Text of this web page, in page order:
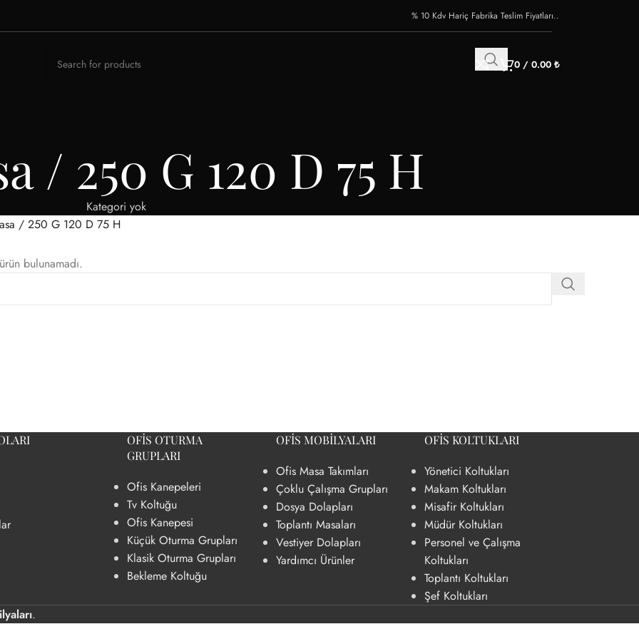
% 10 Kdv Hariç Fabrika Teslim Fiyatları..
PERSONEL ÇALIŞMA
2 Li Personel Çalışma Masaları
4 Lü Personel Çalışma Masaları
TOPLANTI MASASI
Dikdörtgen Toplantı Masası
Kare Toplantı Masası
Oval Toplantı Masası
U Toplantı Masası
Yuvarlak Toplantı Masası
YARDIMCI ÜRÜNLER
Bilgisayar Kasa Taşıyıcı
Keson
Priz aparatları
0 / 0.00 ₺
/ 250 G 120 D 75 H
Kategori yok
/ 250 G 120 D 75 H
bulunamadı.
OFIS OTURMA
GRUPLARI
Ofis Kanepeleri
Tv Koltuğu
Ofis Kanepesi
Küçük Oturma Grupları
Klasik Oturma Grupları
Bekleme Koltuğu
OFIS MOBILYALARI
Ofis Masa Takımları
Çoklu Çalışma Grupları
Dosya Dolapları
Toplantı Masaları
Vestiyer Dolapları
Yardımcı Ürünler
OFIS KOLTUKLARI
Yönetici Koltukları
Makam Koltukları
Misafir Koltukları
Müdür Koltukları
Personel ve Çalışma
Koltukları
Toplantı Koltukları
Şef Koltukları
.